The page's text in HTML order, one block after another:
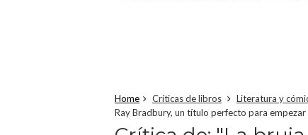
Home Críticas de libros Literatura y
Ray Bradbury, un título perfecto para